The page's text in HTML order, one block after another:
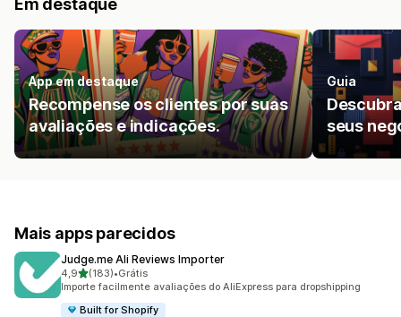
Em destaque
App em destaque
Recompense os clientes por suas
avaliações e indicações.
Guia
seus
Mais apps parecidos
Judge.me Ali Reviews Importer
4,9de 5 estrelas
(183)
183 avaliações ao todo
•Grátis
Importe facilmente avaliações do AliExpress para dropshipping
Built for Shopify